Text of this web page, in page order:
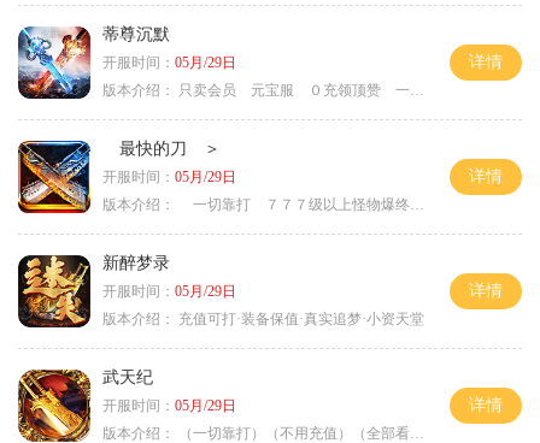
蒂尊沉默
开服时间： 05月/29日
版本介绍：
只卖会员 元宝服 ０充领顶赞 一切靠打
详情
最快的刀 ＞
开服时间： 05月/29日
版本介绍：
一切靠打 ７７７级以上怪物爆终极 ＞
详情
新醉梦录
开服时间： 05月/29日
版本介绍：
充值可打·装备保值·真实追梦·小资天堂
详情
武天纪
开服时间： 05月/29日
版本介绍：
（一切靠打）（不用充值）（全部看脸）
详情